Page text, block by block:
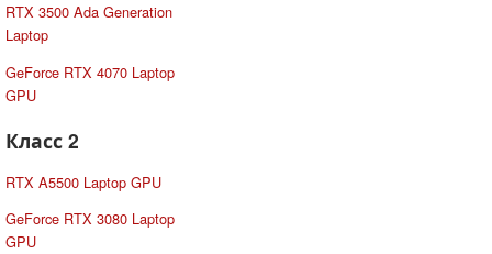
RTX 3500 Ada Generation
Laptop
GeForce RTX 4070 Laptop
GPU
Класс 2
RTX A5500 Laptop GPU
GeForce RTX 3080 Laptop
GPU